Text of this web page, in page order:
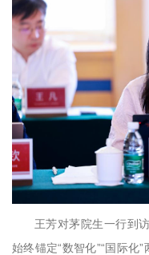
王芳对茅院生一行到
始终锚定“数智化”“国际